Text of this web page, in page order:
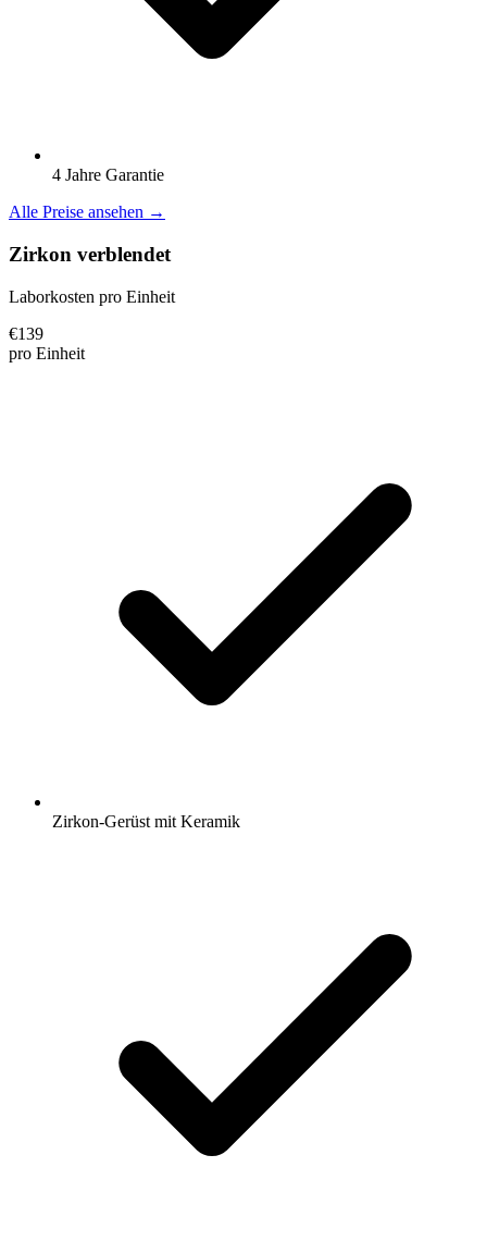
4 Jahre Garantie
Alle Preise ansehen →
Zirkon verblendet
Laborkosten pro Einheit
€139
pro Einheit
Zirkon-Gerüst mit Keramik